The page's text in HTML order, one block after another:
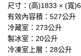
尺寸：(高)1833 × (寬
有效內容積：527公升
冷藏室：273公升
製冰室：20公升
冷凍室上層：28公升